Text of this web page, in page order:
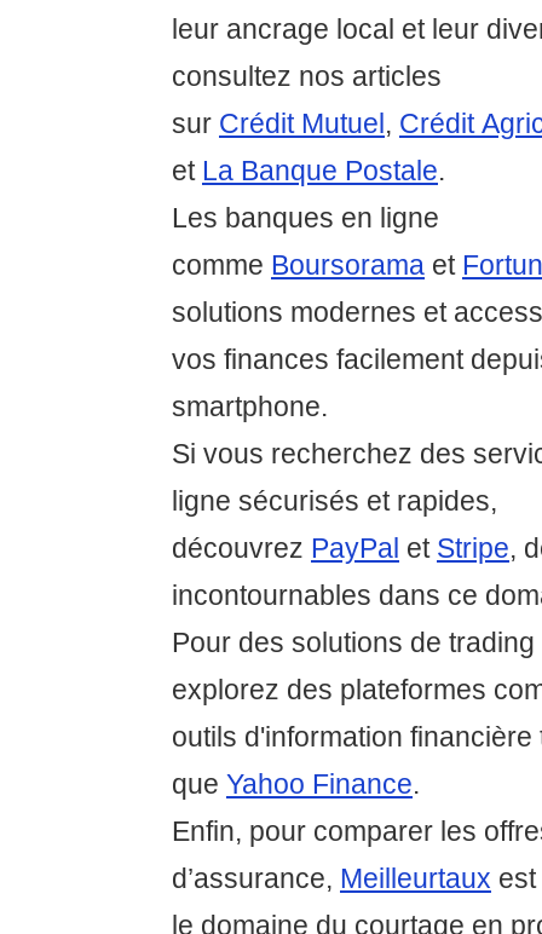
leur ancrage local et leur
consultez nos articles
sur Crédit Mutuel , Crédit
et La Banque Postale.
Les banques en ligne
comme Boursorama et
solutions modernes et
vos finances facilement
smartphone.
Si vous recherchez des
ligne sécurisés et rapides,
découvrez PayPal et Stripe,
incontournables dans ce
Pour des solutions de
explorez des plateformes
outils d'information financière
que Yahoo Finance.
Enfin, pour comparer les
d’assurance, Meilleurtaux
le domaine du courtage en